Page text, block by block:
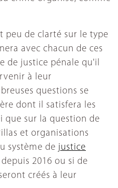
peu de clarté sur le type
avec chacun de ces
de justice pénale qu'il
à leur
questions se
dont il satisfera les
que sur la question de
et organisations
système de justice
2016 ou si de
créés à leur